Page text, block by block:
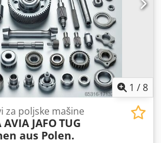
1 /8
za poljske mašine
AVIA JAFOTUG
aus Polen.